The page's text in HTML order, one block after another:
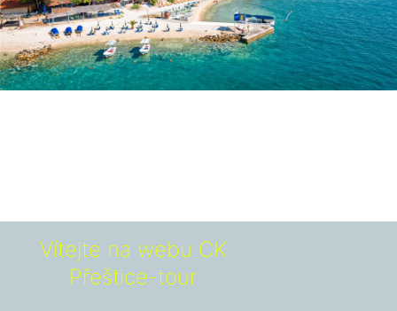
Vítejte na webu CK
Přeštice-tour